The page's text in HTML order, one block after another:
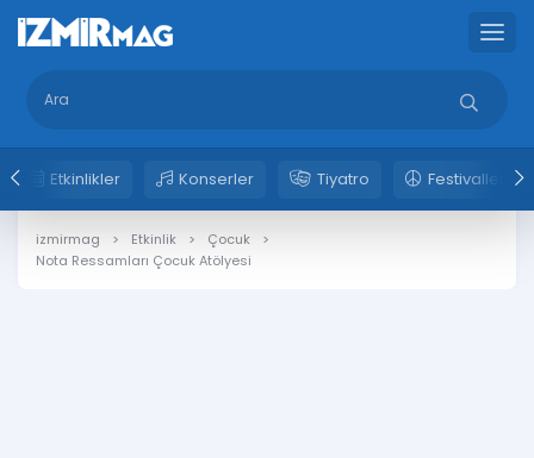
Etkinlikler Konserler Tiyatro Festivaller
izmirmag Etkinlik
Çocuk
Nota Ressamları Çocuk Atölyesi